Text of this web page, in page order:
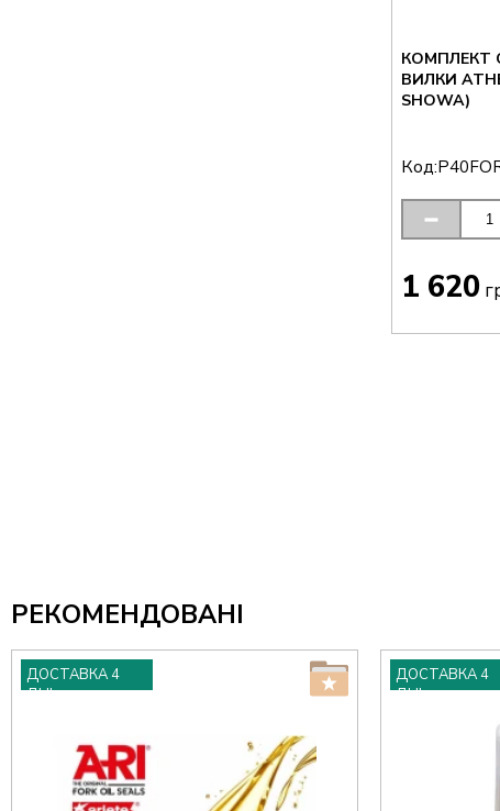
КОМПЛЕКТ
ВИЛКИ
SHOWA)
Код:
1 620
РЕКОМЕНДОВАНІ
ДОСТАВКА 4
ДНІ
ДОСТАВКА 4
ДНІ